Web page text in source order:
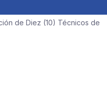
de Diez (10) Técnicos de